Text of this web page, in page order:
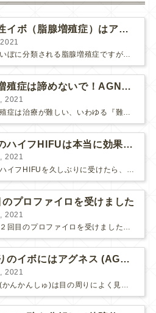
難治性イボ（脂腺増殖症）はアグネスAGNESが効果的です！
難治性いぼに分類される脂腺増殖症ですが、脂腺増殖症はAGNESアグネスにとても良く反応して、きれいに治すことができます。 ↑ 脂腺増殖症をアグネスAGNESで３回治療した1ヶ月後の写真です。...
脂腺増殖症は諦めないで！AGNESアグネス治療でツルツル肌に！
2021
話題のハイフHIFUは本当に効果があるのか？
2021
先日、ハイフHIFUを久しぶりに受けたら、顔の調子がとても良い感じです♪ 私はハイフHIFU後はいつも３日位、人には気付かれない程度に軽く腫れて、その後、グングンと顔が引き締まります。 ...
プロファイロを受けました
2021
やっと２回目のプロファイロを受けました。 ↑ 写真はプロファイロ翌日です。 この距離の写真では凹凸は映らないですし、 実物も、首がよく見ると凹凸が残っている位で、 それも３日で...
目周りのイボにはアグネス (AGNES）が効く！（ほぼ）ノーダウンタイムのイボ治療
2021